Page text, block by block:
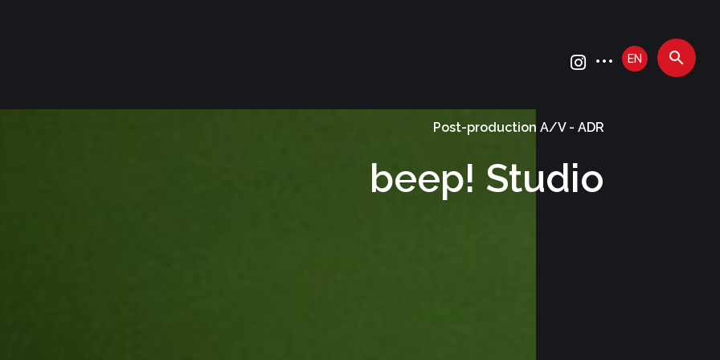
EN
Post-production A/V - ADR
beep! Studio